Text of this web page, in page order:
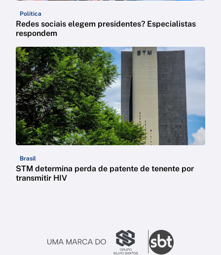
Política
Redes sociais elegem presidentes? Especialistas
respondem
Brasil
STM determina perda de patente de tenente por
transmitir HIV